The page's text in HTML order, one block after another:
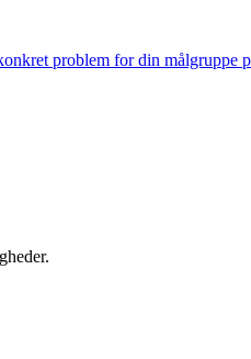
problem for din målgruppe